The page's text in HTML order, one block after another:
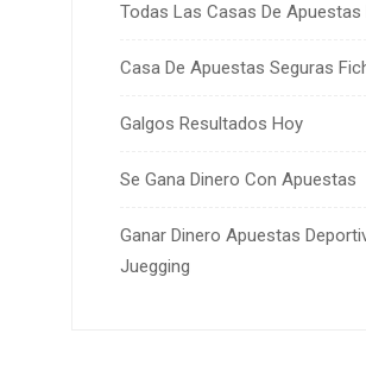
Todas Las Casas De Apuestas
Casa De Apuestas Seguras
Galgos Resultados Hoy
Se Gana Dinero Con Apuestas
Ganar Dinero Apuestas
Juegging